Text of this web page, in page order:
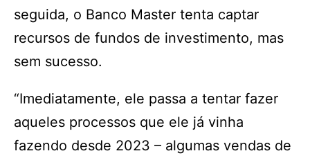
seguida, o Banco Master tenta captar
recursos de fundos de investimento, mas
sem sucesso.
“Imediatamente, ele passa a tentar fazer
aqueles processos que ele já vinha
fazendo desde 2023 – algumas vendas de